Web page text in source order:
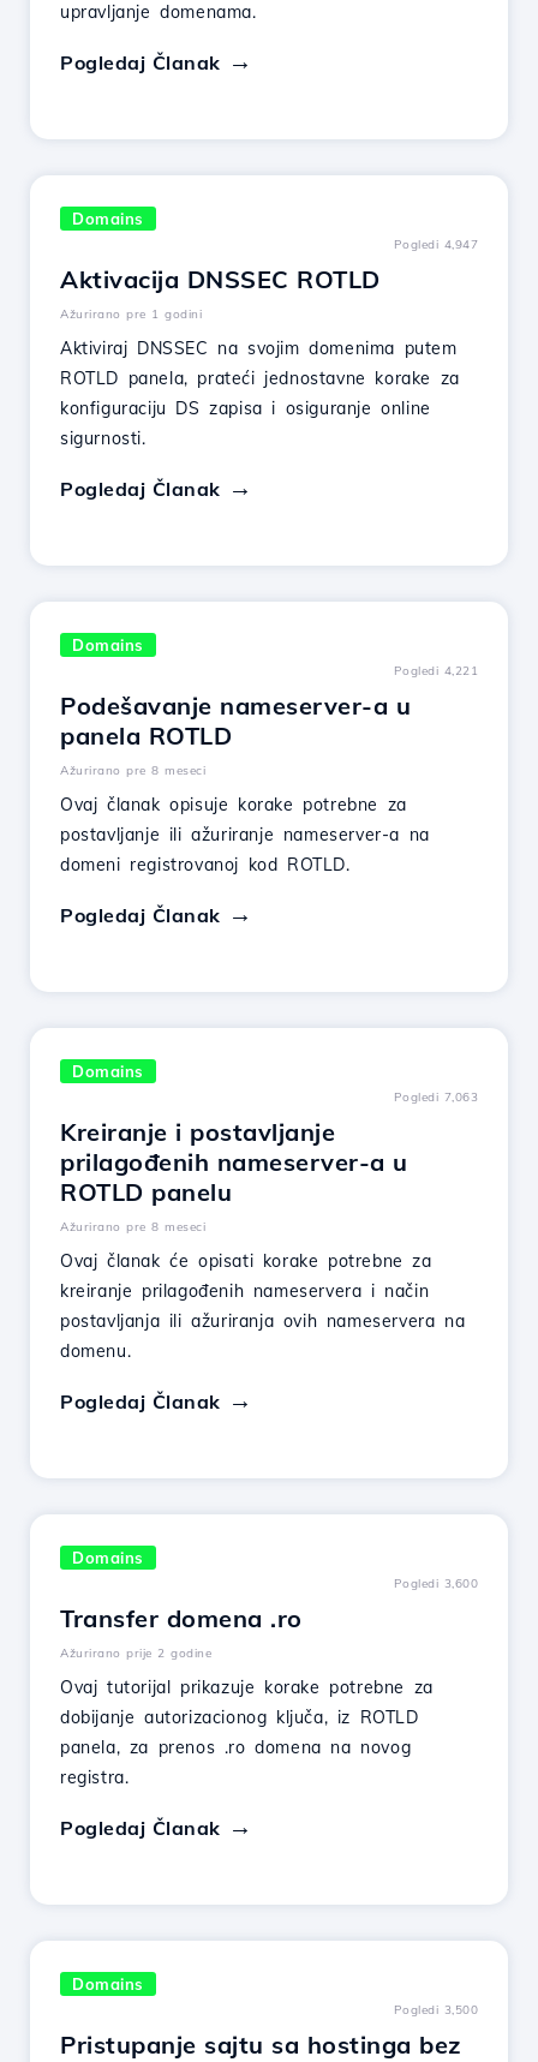
upravljanje domenama.
Pogledaj Članak
Domains
Pogledi 4,947
Aktivacija DNSSEC ROTLD
Ažurirano pre 1 godini
Aktiviraj DNSSEC na svojim domenima putem
ROTLD panela, prateći jednostavne korake za
konfiguraciju DS zapisa i osiguranje online
sigurnosti.
Pogledaj Članak
Domains
Pogledi 4,221
Podešavanje nameserver-a u
panela ROTLD
Ažurirano pre 8 meseci
Ovaj članak opisuje korake potrebne za
postavljanje ili ažuriranje nameserver-a na
domeni registrovanoj kod ROTLD.
Pogledaj Članak
Domains
Pogledi 7,063
Kreiranje i postavljanje
prilagođenih nameserver-a u
ROTLD panelu
Ažurirano pre 8 meseci
Ovaj članak će opisati korake potrebne za
kreiranje prilagođenih nameservera i način
postavljanja ili ažuriranja ovih nameservera na
domenu.
Pogledaj Članak
Domains
Pogledi 3,600
Transfer domena .ro
Ažurirano prije 2 godine
Ovaj tutorijal prikazuje korake potrebne za
dobijanje autorizacionog ključa, iz ROTLD
panela, za prenos .ro domena na novog
registra.
Pogledaj Članak
Domains
Pogledi 3,500
Pristupanje sajtu sa hostinga bez